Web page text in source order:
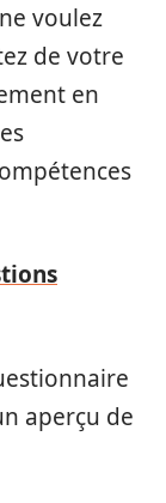
voulez
de votre
en
aperçu de